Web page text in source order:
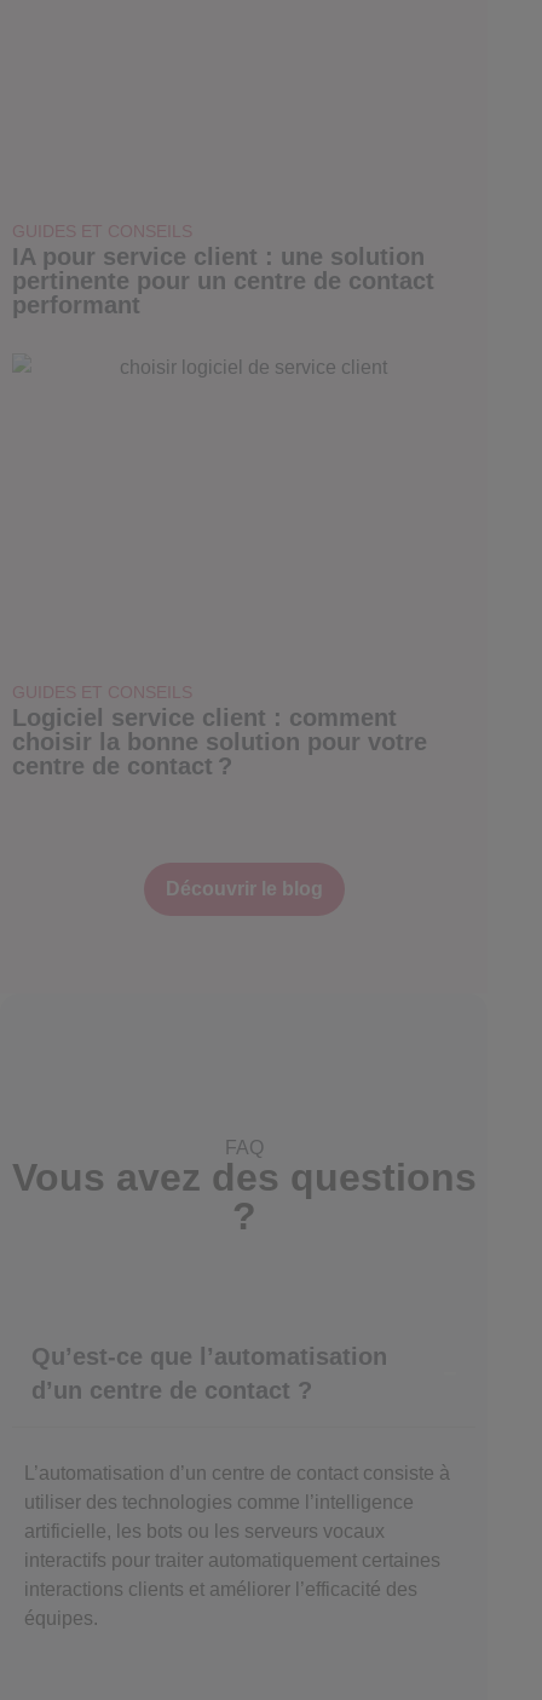
GUIDES ET CONSEILS
IA pour service client : une solution
pertinente pour un centre de contact
performant
GUIDES ET CONSEILS
Logiciel service client : comment
choisir la bonne solution pour votre
centre de contact ?
Découvrir le blog
FAQ
Vous avez des questions
?
Qu’est-ce que l’automatisation
d’un centre de contact ?
L’automatisation d’un centre de contact consiste à
utiliser des technologies comme l’intelligence
artificielle, les bots ou les serveurs vocaux
interactifs pour traiter automatiquement certaines
interactions clients et améliorer l’efficacité des
équipes.